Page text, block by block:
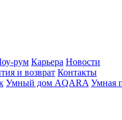
рум Карьера Новости
и возврат Контакты
Умный дом AQARA Умная